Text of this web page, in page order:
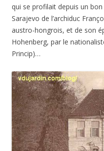
qui se profilait depuis un
Sarajevo de l’archiduc
austro-hongrois, et de son
Hohenberg, par le
Princip)…